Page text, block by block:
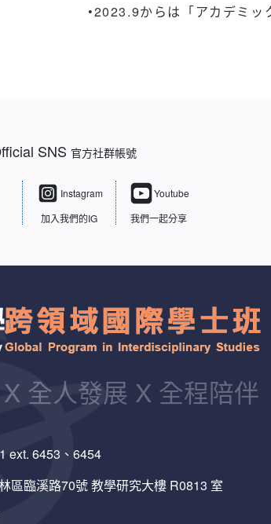
•2023.9からは「アカデミッ
SNS 官方社群帳號
Instagram
加入我們的IG
Youtube
我們一起分享
全人發展 X 全程陪伴
ext. 6453、6454
區臨溪路70號 教學研究大樓 R0813 室